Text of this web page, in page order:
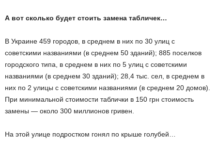
А вот сколько будет стоить замена табличек…
В Украине 459 городов, в среднем в них по 30 улиц с
советскими названиями (в среднем 50 зданий); 885 поселков
городского типа, в среднем в них по 5 улиц с советскими
названиями (в среднем 30 зданий); 28,4 тыс. сел, в среднем в
них по 2 улицы с советскими названиями (в среднем 20 домов).
При минимальной стоимости таблички в 150 грн стоимость
замены — около 300 миллионов гривен.
На этой улице подростком гонял по крыше голубей…